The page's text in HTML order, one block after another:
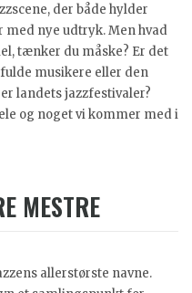
der både hylder
nye udtryk. Men hvad
tænker du måske? Er det
musikere eller den
landets jazzfestivaler?
og noget vi kommer med i
MESTRE
allerstørste navne.